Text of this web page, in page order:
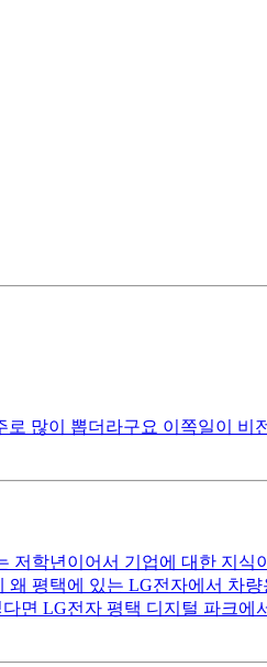
많이 뽑더라구요 이쪽일이 비
학년이어서 기업에 대한 지식
평택에 있는 LG전자에서 차
면 LG전자 평택 디지털 파크에